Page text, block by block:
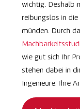
wichtig. Deshalb
reibungslos in
münden. Durch
wie gut sich Ihr
stehen dabei in
Ingenieure. Ihre